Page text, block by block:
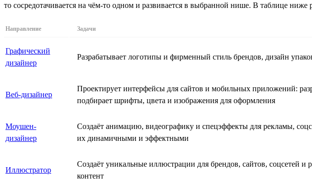
то сосредотачивается на чём-то одном и развивается в выбранной нише. В таблице ниже
Направление Задачи
Графический
дизайнер
Разрабатывает логотипы и фирменный стиль брендов, дизайн
Веб-дизайнер
Проектирует интерфейсы для сайтов и мобильных приложений:
подбирает шрифты, цвета и изображения для оформления
Моушен-
дизайнер
Создаёт анимацию, видеографику и спецэффекты для рекламы,
их динамичными и эффектными
Иллюстратор
Создаёт уникальные иллюстрации для брендов, сайтов, соцсетей
контент